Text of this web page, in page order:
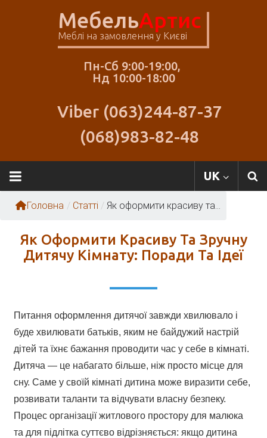
МебельАртис
Меблі на замовлення у Києві
Пн-Сб 9:00-19:00,
Нд 10:00-18:00
Viber (063)244-87-37
(068)983-82-48
Меблі
Артіс
UK
Головна / Статті / Як оформити красиву та...
Як Оформити Красиву Та Зручну
Дитячу Кімнату: Поради Та Ідеї
Питання оформлення дитячої завжди хвилювало і
буде хвилювати батьків, яким не байдужий настрій
дітей та їхнє бажання проводити час у себе в кімнаті.
Дитяча — це набагато більше, ніж просто місце для
сну. Саме у своїй кімнаті дитина може виразити себе,
розвивати таланти та відчувати власну безпеку.
Процес організації житлового простору для малюка
та для підлітка суттєво відрізняється: якщо дитина